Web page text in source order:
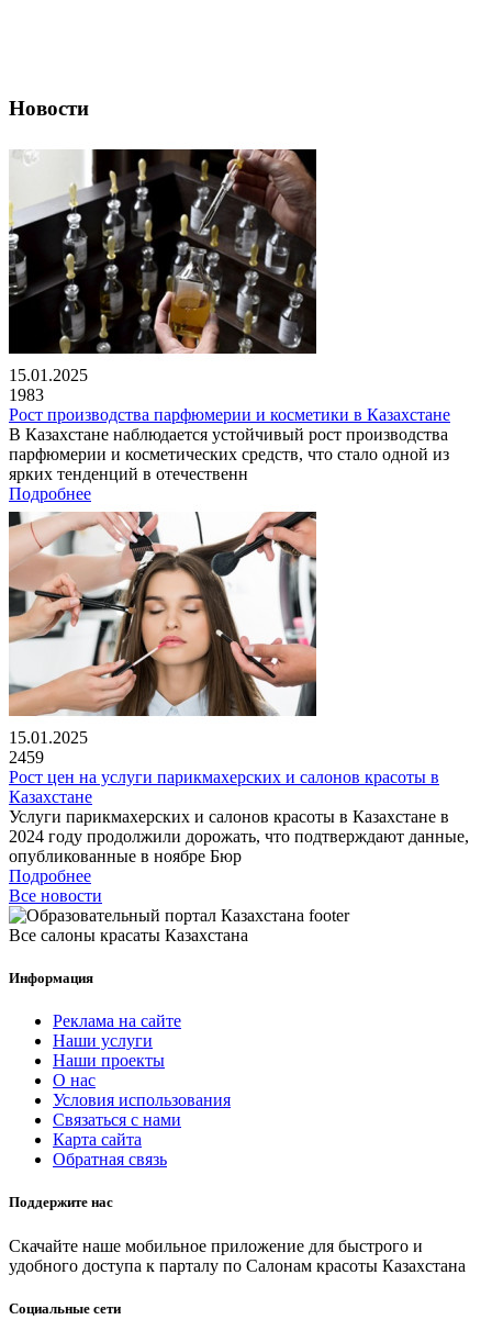
Новости
15.01.2025
1983
Рост производства парфюмерии и косметики в Казахстане
В Казахстане наблюдается устойчивый рост производства
парфюмерии и косметических средств, что стало одной из
ярких тенденций в отечественн
Подробнее
15.01.2025
2459
Рост цен на услуги парикмахерских и салонов красоты в
Казахстане
Услуги парикмахерских и салонов красоты в Казахстане в
2024 году продолжили дорожать, что подтверждают данные,
опубликованные в ноябре Бюр
Подробнее
Все новости
Все салоны красаты Казахстана
Информация
Реклама на сайте
Наши услуги
Наши проекты
О нас
Условия использования
Связаться с нами
Карта сайта
Обратная связь
Поддержите нас
Скачайте наше мобильное приложение для быстрого и
удобного доступа к парталу по Салонам красоты Казахстана
Социальные сети